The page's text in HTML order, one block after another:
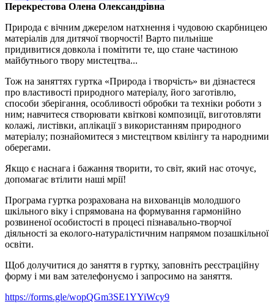
Перекрестова Олена Олександрівна
Природа є вічним джерелом натхнення і чудовою скарбницею
матеріалів для дитячої творчості! Варто пильніше
придивитися довкола і помітити те, що стане частиною
майбутнього твору мистецтва...
Тож на заняттях гуртка «Природа і творчість» ви дізнаєтеся
про властивості природного матеріалу, його заготівлю,
способи зберігання, особливості обробки та техніки роботи з
ним; навчитеся створювати квіткові композиції, виготовляти
колажі, листівки, аплікації з використанням природного
матеріалу; познайомитеся з мистецтвом квілінгу та народними
оберегами.
Якщо є наснага і бажання творити, то світ, який нас оточує,
допомагає втілити наші мрії!
Програма гуртка розрахована на вихованців молодшого
шкільного віку і спрямована на формування гармонійно
розвиненої особистості в процесі пізнавально-творчої
діяльності за еколого-натуралістичним напрямом позашкільної
освіти.
Щоб долучитися до заняття в гуртку, заповніть реєстраційну
форму і ми вам зателефонуємо і запросимо на заняття.
https://forms.gle/wopQGm3SE1YYiWcy9